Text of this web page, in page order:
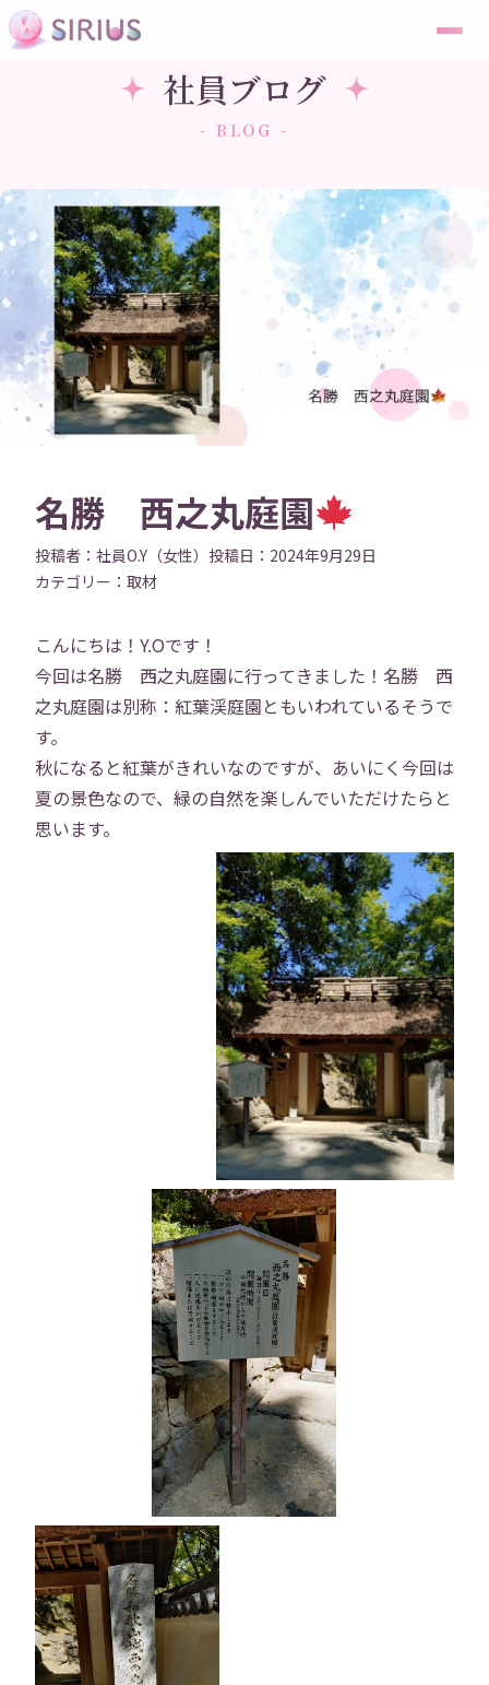
社員ブログ
- BLOG -
名勝 西之丸庭園
投稿者： 社員O.Y（女性） 投稿日： 2024年9月29日
カテゴリー： 取材
こんにちは！Y.Oです！
今回は名勝 西之丸庭園に行ってきました！名勝 西
之丸庭園は別称：紅葉渓庭園ともいわれているそうで
す。
秋になると紅葉がきれいなのですが、あいにく今回は
夏の景色なので、緑の自然を楽しんでいただけたらと
思います。